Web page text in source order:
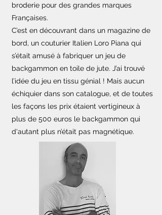
broderie pour des grandes marques
Françaises.
C’est en découvrant dans un magazine de
bord, un couturier Italien Loro Piana qui
s’était amusé à fabriquer un jeu de
backgammon en toile de jute. J’ai trouvé
l’idée du jeu en tissu génial ! Mais aucun
échiquier dans son catalogue, et de toutes
les façons les prix étaient vertigineux à
plus de 500 euros le backgammon qui
d'autant plus n’était pas magnétique.